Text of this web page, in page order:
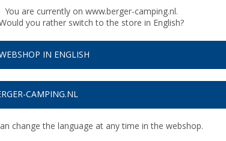
€
Prijzen
You are currently on www.berger-camping.nl.
you rather switch to the store in English?
IN ENGLISH
CAMPING.NL
change the language at any time in the webshop.